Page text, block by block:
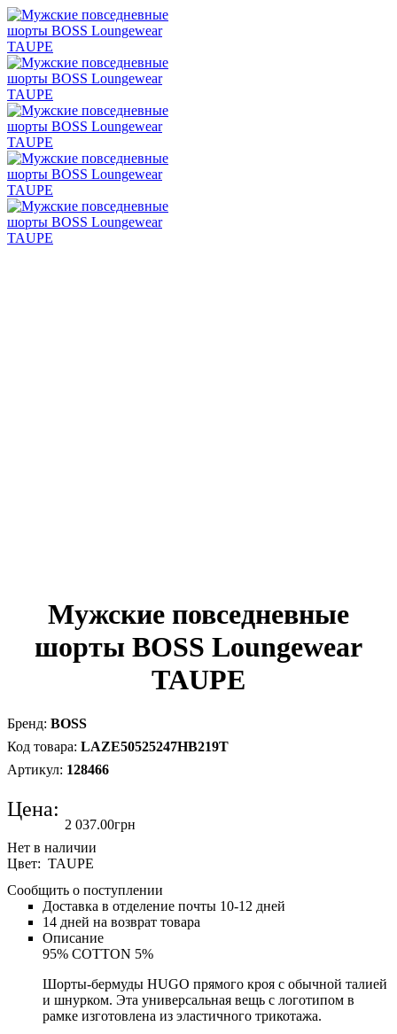
Мужские повседневные
шорты BOSS Loungewear
TAUPE
BOSS
LAZE50525247HB219T
128466
Цена:
2 037.00грн
Цвет: TAUPE
Сообщить о поступлении
Доставка в отделение почты 10-12 дней
14 дней на возврат товара
Описание
95% COTTON 5%
Шорты-бермуды HUGO прямого кроя с обычной талией
и шнурком. Эта универсальная вещь с логотипом в
рамке изготовлена ​​из эластичного трикотажа.